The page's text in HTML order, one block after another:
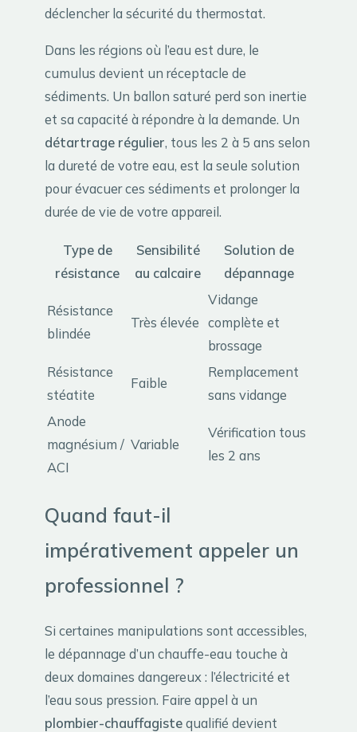
déclencher la sécurité du thermostat.
Dans les régions où l’eau est dure, le
cumulus devient un réceptacle de
sédiments. Un ballon saturé perd son inertie
et sa capacité à répondre à la demande. Un
détartrage régulier, tous les 2 à 5 ans selon
la dureté de votre eau, est la seule solution
pour évacuer ces sédiments et prolonger la
durée de vie de votre appareil.
Type de
résistance
Sensibilité
au calcaire
Solution de
dépannage
Résistance
blindée
Très élevée
Vidange
complète et
brossage
Résistance
stéatite
Faible
Remplacement
sans vidange
Anode
magnésium /
ACI
Variable
Vérification tous
les 2 ans
Quand faut-il
impérativement appeler un
professionnel ?
Si certaines manipulations sont accessibles,
le dépannage d’un chauffe-eau touche à
deux domaines dangereux : l’électricité et
l’eau sous pression. Faire appel à un
plombier-chauffagistequalifié devient